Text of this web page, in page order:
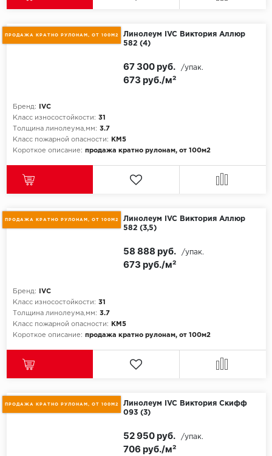
Floor Click
IVC Group
Juteks
KDF
LimeStone
Lucky Floor
Moduleo
ПРОДАЖА КРАТНО РУЛОНАМ, ОТ 100М2
Линолеум IVC Виктория Аллюр
582 (4)
Бренд:
IVC
Класс износостойкости: 31
Толщина линолеума,мм: 3.7
Класс пожарной опасности:
КМ5
Короткое описание: продажа кратно рулонам, от 100м2
673 руб./м²
67 300 руб. /упак.
ПРОДАЖА КРАТНО РУЛОНАМ, ОТ 100М2
Линолеум IVC Виктория Аллюр
582 (3,5)
Бренд:
IVC
Класс износостойкости: 31
Толщина линолеума,мм: 3.7
Класс пожарной опасности:
КМ5
Короткое описание: продажа кратно рулонам, от 100м2
673 руб./м²
58 888 руб. /упак.
ПРОДАЖА КРАТНО РУЛОНАМ, ОТ 100М2
Линолеум IVC Виктория Скифф
093 (3)
706 руб./м²
52 950 руб. /упак.